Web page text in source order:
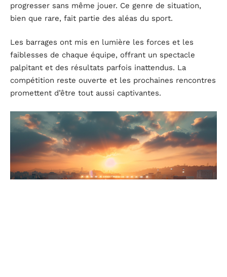
progresser sans même jouer. Ce genre de situation,
bien que rare, fait partie des aléas du sport.
Les barrages ont mis en lumière les forces et les
faiblesses de chaque équipe, offrant un spectacle
palpitant et des résultats parfois inattendus. La
compétition reste ouverte et les prochaines rencontres
promettent d’être tout aussi captivantes.